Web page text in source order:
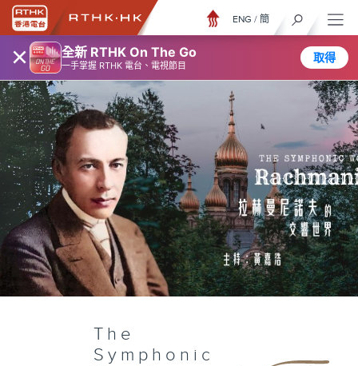
× 全新 RTHK On The Go
一手掌握 RTHK 電台、電視節目
取得
ENG / 簡
The
Symphonic